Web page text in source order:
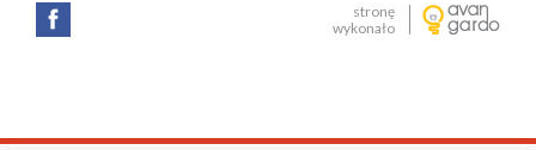
stronę
wykonało